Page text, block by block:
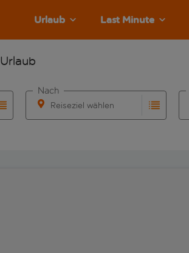
Urlaub Last Minute
Reiseziel wählen
Nach